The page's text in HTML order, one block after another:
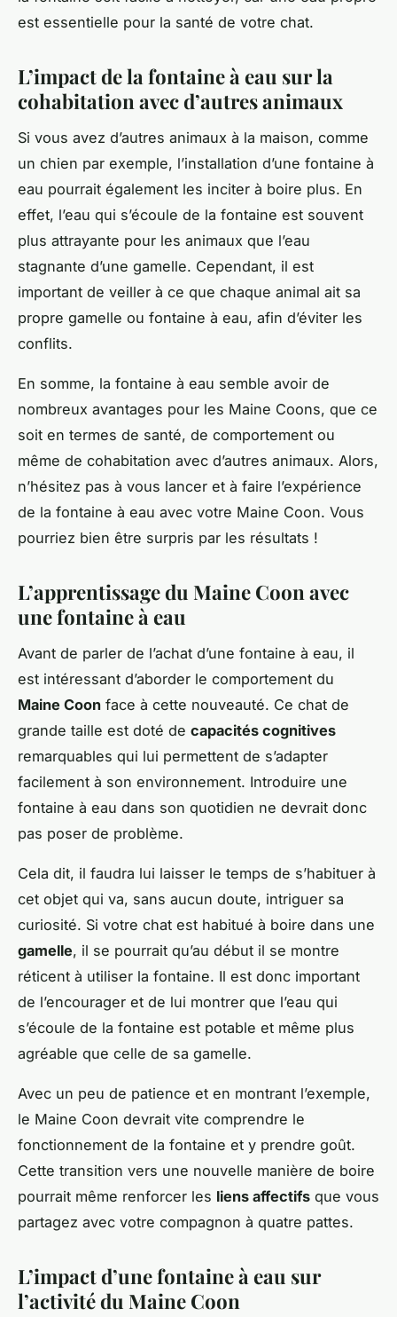
est essentielle pour la santé de votre chat.
L’impact de la fontaine à eau sur la
cohabitation avec d’autres animaux
Si vous avez d’autres animaux à la maison, comme
un chien par exemple, l’installation d’une fontaine à
eau pourrait également les inciter à boire plus. En
effet, l’eau qui s’écoule de la fontaine est souvent
plus attrayante pour les animaux que l’eau
stagnante d’une gamelle. Cependant, il est
important de veiller à ce que chaque animal ait sa
propre gamelle ou fontaine à eau, afin d’éviter les
conflits.
En somme, la fontaine à eau semble avoir de
nombreux avantages pour les Maine Coons, que ce
soit en termes de santé, de comportement ou
même de cohabitation avec d’autres animaux. Alors,
n’hésitez pas à vous lancer et à faire l’expérience
de la fontaine à eau avec votre Maine Coon. Vous
pourriez bien être surpris par les résultats !
L’apprentissage du Maine Coon avec
une fontaine à eau
Avant de parler de l’achat d’une fontaine à eau, il
est intéressant d’aborder le comportement du
Maine Coon face à cette nouveauté. Ce chat de
grande taille est doté de capacités cognitives
remarquables qui lui permettent de s’adapter
facilement à son environnement. Introduire une
fontaine à eau dans son quotidien ne devrait donc
pas poser de problème.
Cela dit, il faudra lui laisser le temps de s’habituer à
cet objet qui va, sans aucun doute, intriguer sa
curiosité. Si votre chat est habitué à boire dans une
gamelle, il se pourrait qu’au début il se montre
réticent à utiliser la fontaine. Il est donc important
de l’encourager et de lui montrer que l’eau qui
s’écoule de la fontaine est potable et même plus
agréable que celle de sa gamelle.
Avec un peu de patience et en montrant l’exemple,
le Maine Coon devrait vite comprendre le
fonctionnement de la fontaine et y prendre goût.
Cette transition vers une nouvelle manière de boire
pourrait même renforcer les liens affectifs que vous
partagez avec votre compagnon à quatre pattes.
L’impact d’une fontaine à eau sur
l’activité du Maine Coon